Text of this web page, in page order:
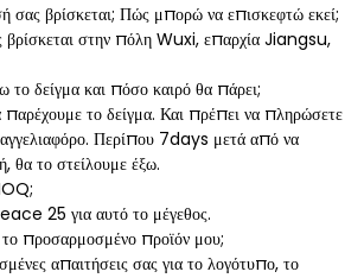
σας βρίσκεται; Πώς μπορώ να επισκεφτώ εκεί;
βρίσκεται στην πόλη Wuxi, επαρχία Jiangsu,
δείγμα και πόσο καιρό θα πάρει;
το δείγμα. Και πρέπει να πληρώσετε
αγγελιαφόρο. Περίπου 7days μετά από να
θα το στείλουμε έξω.
25 για αυτό το μέγεθος.
προσαρμοσμένο προϊόν μου;
απαιτήσεις σας για το λογότυπο, το